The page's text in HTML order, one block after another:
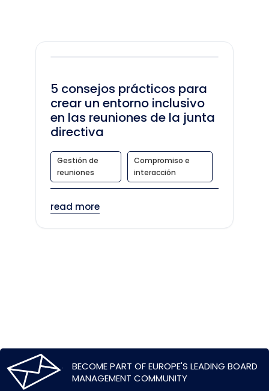
5 consejos prácticos para
crear un entorno inclusivo
en las reuniones de la junta
directiva
Gestión de
reuniones
Compromiso e
interacción
read more
BECOME PART OF EUROPE'S LEADING BOARD
MANAGEMENT COMMUNITY